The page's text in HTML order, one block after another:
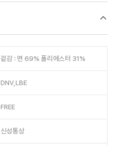
겉감 : 면 69% 폴리에스터 31%
DNV,LBE
FREE
신성통상